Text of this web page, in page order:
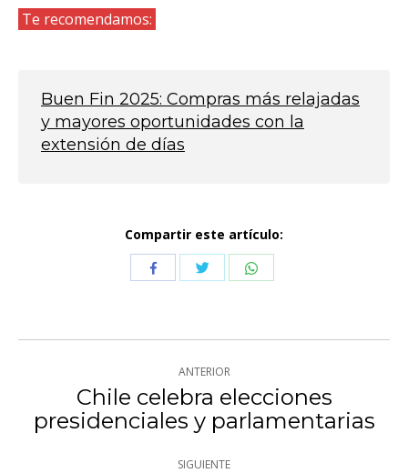
Te recomendamos:
Buen Fin 2025: Compras más relajadas
y mayores oportunidades con la
extensión de días
Compartir este artículo:
CompartirCompartirCompartir
Navegación
entre
publicaciones
ANTERIOR
Publicación
anterior:
Chile celebra elecciones
presidenciales y parlamentarias
SIGUIENTE